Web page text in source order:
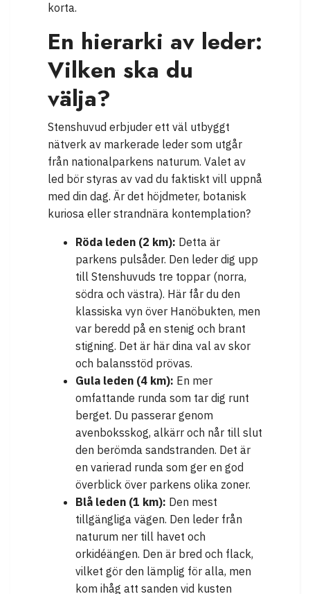
korta.
En hierarki av leder:
Vilken ska du
välja?
Stenshuvud erbjuder ett väl utbyggt
nätverk av markerade leder som utgår
från nationalparkens naturum. Valet av
led bör styras av vad du faktiskt vill uppnå
med din dag. Är det höjdmeter, botanisk
kuriosa eller strandnära kontemplation?
Röda leden (2 km): Detta är
parkens pulsåder. Den leder dig upp
till Stenshuvuds tre toppar (norra,
södra och västra). Här får du den
klassiska vyn över Hanöbukten, men
var beredd på en stenig och brant
stigning. Det är här dina val av skor
och balansstöd prövas.
Gula leden (4 km): En mer
omfattande runda som tar dig runt
berget. Du passerar genom
avenboksskog, alkärr och når till slut
den berömda sandstranden. Det är
en varierad runda som ger en god
överblick över parkens olika zoner.
Blå leden (1 km): Den mest
tillgängliga vägen. Den leder från
naturum ner till havet och
orkidéängen. Den är bred och flack,
vilket gör den lämplig för alla, men
kom ihåg att sanden vid kusten